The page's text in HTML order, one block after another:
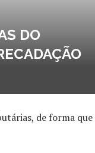
DO
de forma que